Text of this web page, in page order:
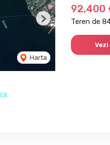
Harta
Next
92,400
Teren de